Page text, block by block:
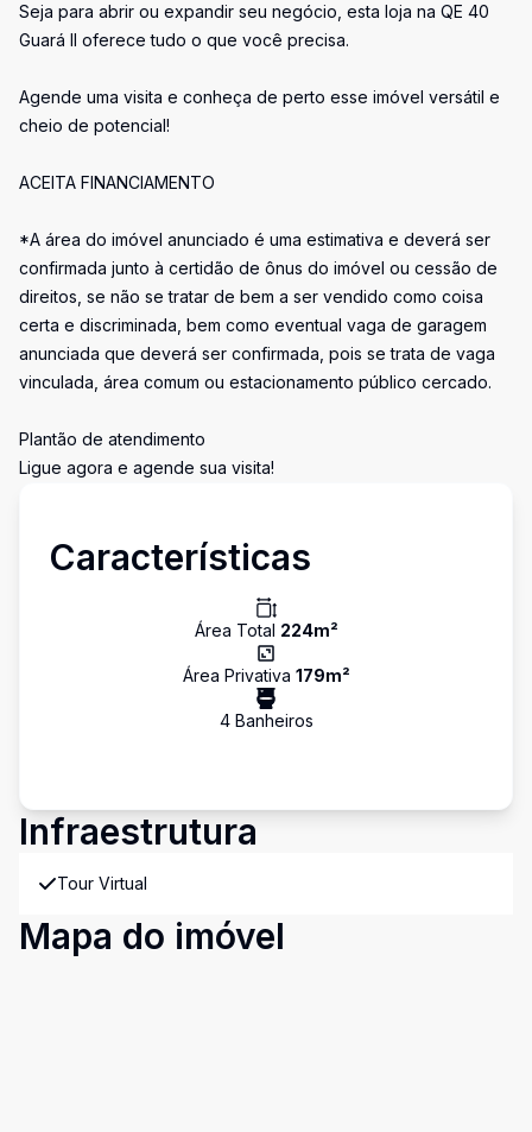
Seja para abrir ou expandir seu negócio, esta loja na QE 40
Guará II oferece tudo o que você precisa.
Agende uma visita e conheça de perto esse imóvel versátil e
cheio de potencial!
ACEITA FINANCIAMENTO
*A área do imóvel anunciado é uma estimativa e deverá ser
confirmada junto à certidão de ônus do imóvel ou cessão de
direitos, se não se tratar de bem a ser vendido como coisa
certa e discriminada, bem como eventual vaga de garagem
anunciada que deverá ser confirmada, pois se trata de vaga
vinculada, área comum ou estacionamento público cercado.
Plantão de atendimento
Ligue agora e agende sua visita!
Características
Área Total 224m²
Área Privativa 179m²
4Banheiros
Infraestrutura
Tour Virtual
Mapa do imóvel